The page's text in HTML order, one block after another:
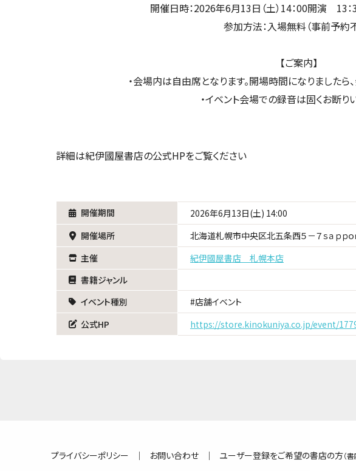
開催日時：2026年6月13日（土）14：00開演 13：
参加方法：入場無料（事前予約
【ご案内】
・会場内は自由席となります。開場時間になりましたら
・イベント会場での録音は固くお断り
詳細は紀伊國屋書店の公式HPをご覧ください
開催期間
2026年6月13日(土) 14:00
開催場所
北海道札幌市中央区北五条西５－７ｓａｐｐｏ
主催
紀伊國屋書店 札幌本店
書籍ジャンル
イベント種別
店舗イベント
公式HP
https://store.kinokuniya.co.jp/event/
プライバシーポリシー ｜ お問い合わせ ｜ ユーザー登録をご希望の書店の方（